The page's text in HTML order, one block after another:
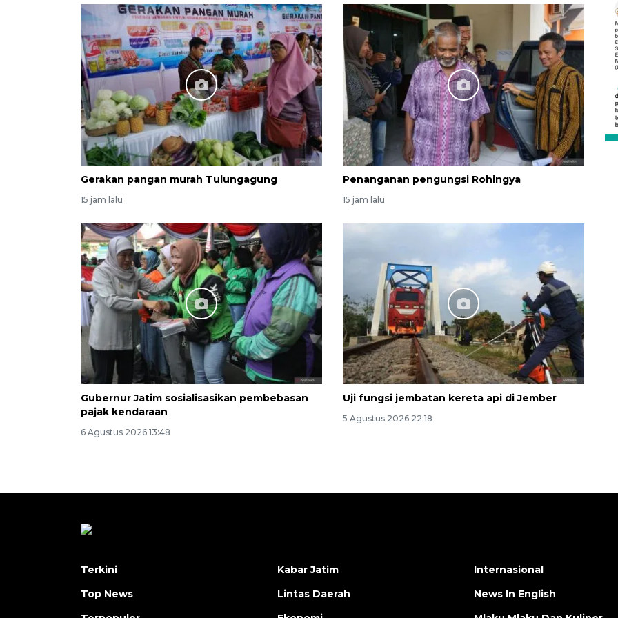
Gerakan pangan murah Tulungagung
15 jam lalu
Penanganan pengungsi Rohingya
15 jam lalu
Gubernur Jatim sosialisasikan pembebasan
pajak kendaraan
6 Agustus 2026 13:48
Uji fungsi jembatan kereta api di Jember
5 Agustus 2026 22:18
Vaksin HPV untuk siswa laki-
laki
2026-08-06 06:30:00
Terkini
Top News
Kabar Jatim
Lintas Daerah
Internasional
News In English